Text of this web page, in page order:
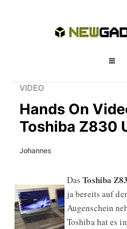
VIDEO
Hands On
Toshiba Z830
Johannes
Hands On Video
DasToshiba
ja bereits auf
Augenschein
Toshiba hat es